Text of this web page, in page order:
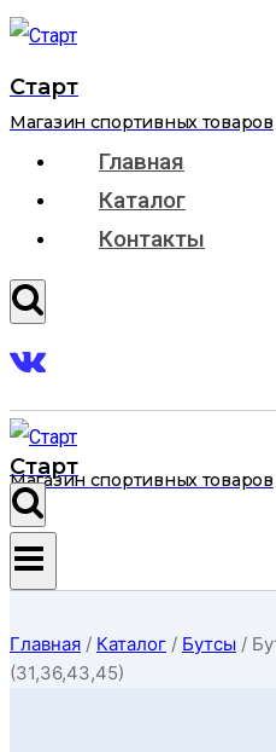
Перейти
содержимому
Старт
Магазин спортивных товаров
Главная
Каталог
Контакты
Старт
Магазин спортивных товаров
Главная / Каталог / Бутсы /
(31,36,43,45)